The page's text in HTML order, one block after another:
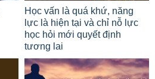
Học vấn là quá khứ, năng
lực là hiện tại và chỉ nỗ lực
học hỏi mới quyết định
tương lai